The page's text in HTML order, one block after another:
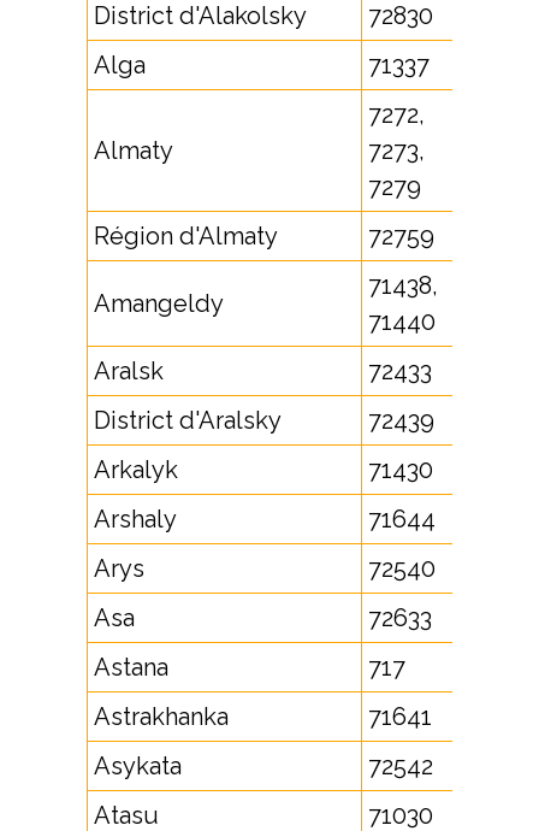
District d'Alakolsky
72830
Alga
71337
Almaty
7272,
7273,
7279
Région d'Almaty
72759
Amangeldy
71438,
71440
Aralsk
72433
District d'Aralsky
72439
Arkalyk
71430
Arshaly
71644
Arys
72540
Asa
72633
Astana
717
Astrakhanka
71641
Asykata
72542
Atasu
71030